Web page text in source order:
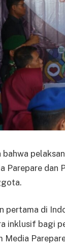
bahwa
Parepare dan
pertama di
inklusif bagi
Media